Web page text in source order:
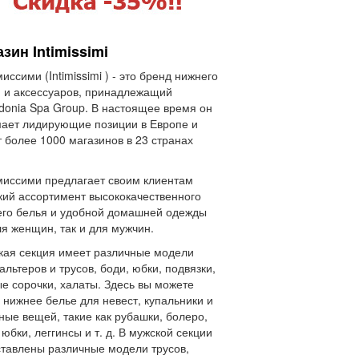
Intimissimi
(Intimissimi ) - это бренд нижнего
и аксессуаров, принадлежащий
Spa Group. В настоящее время он
лидирующие позиции в Европе и
более 1000 магазинов в 23 странах
предлагает своим клиентам
ассортимент высококачественного
белья и удобной домашней одежды
женщин, так и для мужчин.
секция имеет различные модели
и трусов, боди, юбки, подвязки,
сорочки, халаты. Здесь вы можете
белье для невест, купальники и
вещей, такие как рубашки, болеро,
леггинсы и т. д. В мужской секции
различные модели трусов,